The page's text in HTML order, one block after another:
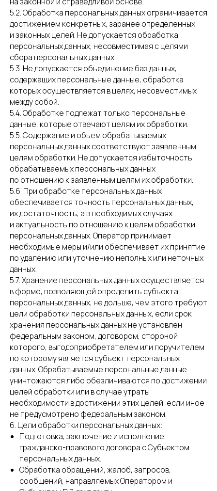
5.2. Обработка персональных данных ограничивается
достижением конкретных, заранее определенных
и законных целей. Не допускается обработка
персональных данных, несовместимая с целями
сбора персональных данных.
5.3. Не допускается объединение баз данных,
содержащих персональные данные, обработка
которых осуществляется в целях, несовместимых
между собой.
5.4. Обработке подлежат только персональные
данные, которые отвечают целям их обработки.
5.5. Содержание и объем обрабатываемых
персональных данных соответствуют заявленным
целям обработки. Не допускается избыточность
обрабатываемых персональных данных
по отношению к заявленным целям их обработки.
5.6. При обработке персональных данных
обеспечивается точность персональных данных,
их достаточность, а в необходимых случаях
и актуальность по отношению к целям обработки
персональных данных. Оператор принимает
необходимые меры и/или обеспечивает их принятие
по удалению или уточнению неполных или неточных
данных.
5.7. Хранение персональных данных осуществляется
в форме, позволяющей определить субъекта
персональных данных, не дольше, чем этого требуют
цели обработки персональных данных, если срок
хранения персональных данных не установлен
федеральным законом, договором, стороной
которого, выгодоприобретателем или поручителем
по которому является субъект персональных
данных. Обрабатываемые персональные данные
уничтожаются либо обезличиваются по достижении
целей обработки или в случае утраты
необходимости в достижении этих целей, если иное
не предусмотрено федеральным законом.
6. Цели обработки персональных данных:
Подготовка, заключение и исполнение
гражданско-правового договора с Субъектом
персональных данных.
Обработка обращений, жалоб, запросов,
сообщений, направляемых Оператором и